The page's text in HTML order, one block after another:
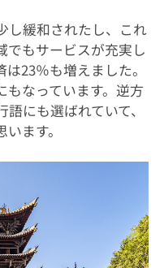
し緩和されたし、これ
でもサービスが充実し
23％も増えました。
もなっています。逆方
にも選ばれていて、
ます。